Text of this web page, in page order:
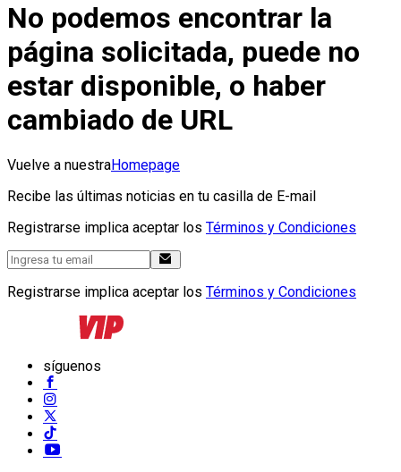
No podemos encontrar la
página solicitada, puede no
estar disponible, o haber
cambiado de URL
Vuelve a nuestraHomepage
Recibe las últimas noticias en tu casilla de E-mail
Registrarse implica aceptar los Términos y Condiciones
Registrarse implica aceptar los Términos y Condiciones
síguenos